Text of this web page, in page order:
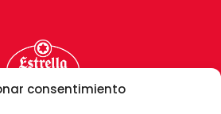
consentimiento